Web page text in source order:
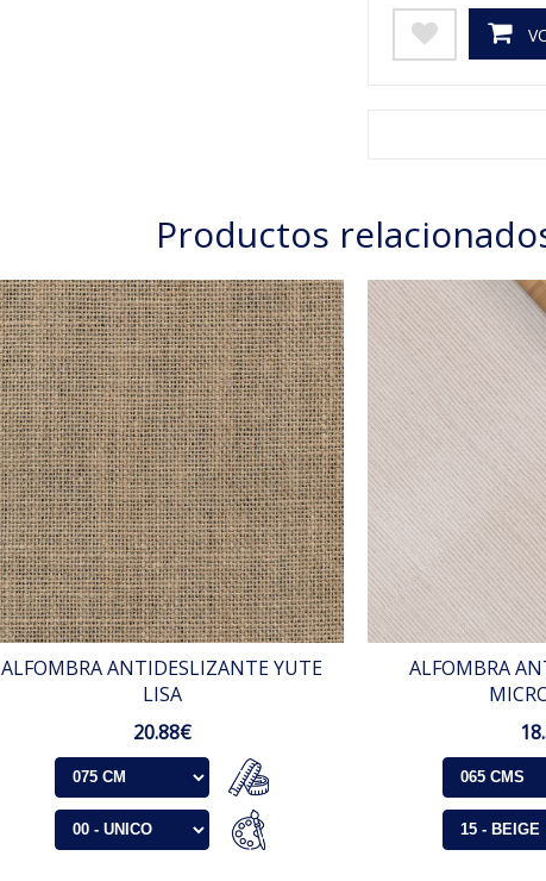
Productos
ALFOMBRA ANTIDESLIZANTE YUTE
LISA
20.88€
ALFOMBRA